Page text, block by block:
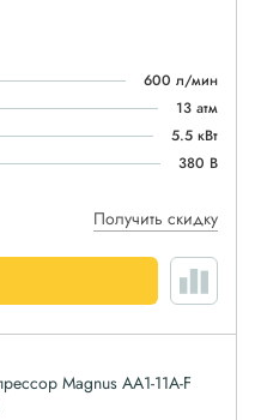
600 л/мин
13 атм
5.5 кВт
380 В
Получить скидку
Magnus АА1-11A-F